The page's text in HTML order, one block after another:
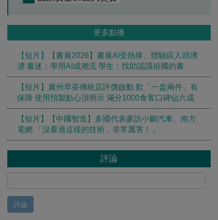
更多點播
【短片】【書展2026】書展AI受熱捧、體驗區人頭湧
湧 書迷：學用AI成潮流 學生：找助認識祖國的書
【短片】廣州早茶傳統店評價啟動 歎「一盅兩件」有
保障 使用預製點心須明示 滿分1000食客口碑佔六成
【短片】【中國智造】多國代表參訪小鵬汽車、南方
電網 「沒看過這樣的技術，非常厲害！」
評論
評論